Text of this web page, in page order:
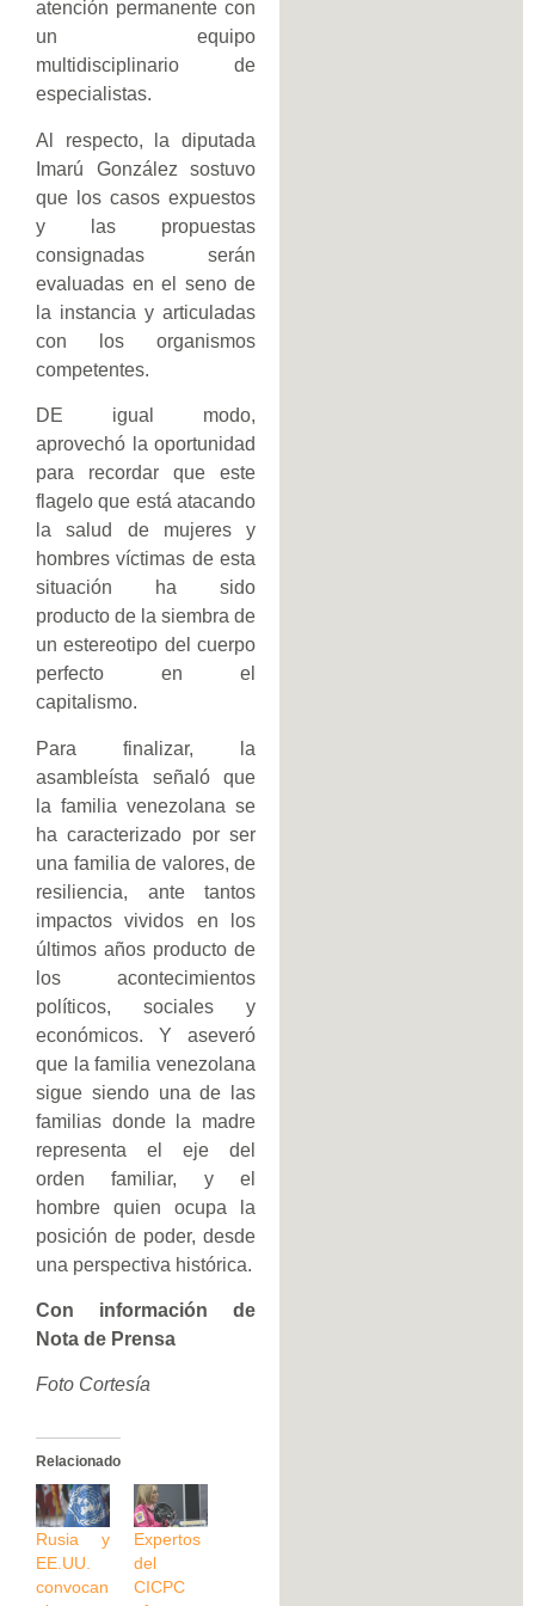
atención permanente con
un equipo
multidisciplinario de
especialistas.
Al respecto, la diputada
Imarú González sostuvo
que los casos expuestos
y las propuestas
consignadas serán
evaluadas en el seno de
la instancia y articuladas
con los organismos
competentes.
DE igual modo,
aprovechó la oportunidad
para recordar que este
flagelo que está atacando
la salud de mujeres y
hombres víctimas de esta
situación ha sido
producto de la siembra de
un estereotipo del cuerpo
perfecto en el
capitalismo.
Para finalizar, la
asambleísta señaló que
la familia venezolana se
ha caracterizado por ser
una familia de valores, de
resiliencia, ante tantos
impactos vividos en los
últimos años producto de
los acontecimientos
políticos, sociales y
económicos. Y aseveró
que la familia venezolana
sigue siendo una de las
familias donde la madre
representa el eje del
orden familiar, y el
hombre quien ocupa la
posición de poder, desde
una perspectiva histórica.
Con información de
Nota de Prensa
Foto Cortesía
Relacionado
Rusia y
EE.UU.
convocan
Expertos
del
CICPC